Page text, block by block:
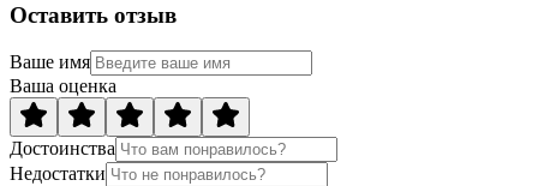
Оставить отзыв
Ваше имя
Ваша оценка
Достоинства
Недостатки